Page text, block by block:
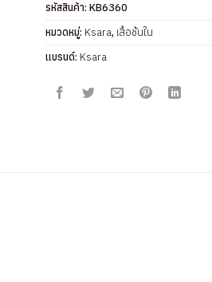
รหัสสินค้า: KB6360
หมวดหมู่: Ksara, เสื้อชั้นใน
แบรนด์: Ksara